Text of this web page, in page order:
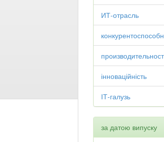
ИТ-отрасль
інноваційність
ІТ-галузь
за датою випуску